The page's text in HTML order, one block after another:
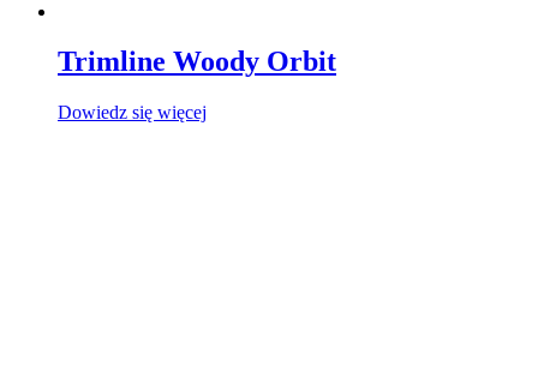
Trimline Woody Orbit
Dowiedz się więcej